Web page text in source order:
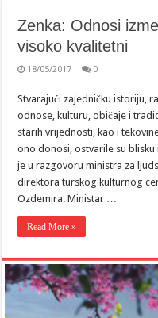
Zenka: Odnosi
visoko kvalitetni
18/05/2017 0
Stvarajući zajedničku istoriju,
odnose, kulturu, običaje i
starih vrijednosti, kao i
ono donosi, ostvarile su blisku
je u razgovoru ministra za
direktora turskog kulturnog
Ozdemira. Ministar …
Read More »